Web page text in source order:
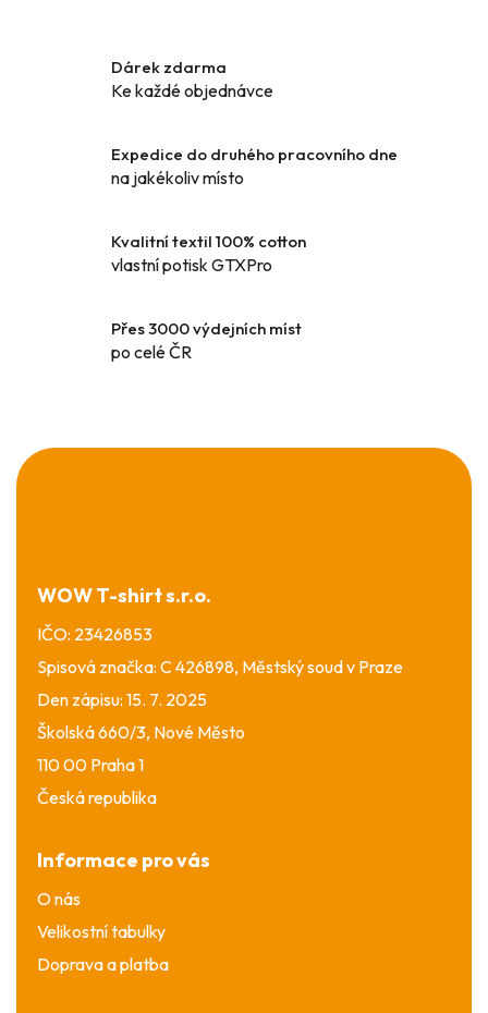
a
p
k
y
p
Dárek zdarma
Ke každé objednávce
Expedice do druhého pracovního dne
na jakékoliv místo
Kvalitní textil 100% cotton
vlastní potisk GTXPro
Přes 3000 výdejních míst
po celé ČR
Z
á
WOW T-shirt s.r.o.
IČO: 23426853
Spisová značka: C 426898, Městský soud v Praze
Den zápisu: 15. 7. 2025
Školská 660/3, Nové Město
110 00 Praha 1
Česká republika
Informace pro vás
O nás
Velikostní tabulky
Doprava a platba